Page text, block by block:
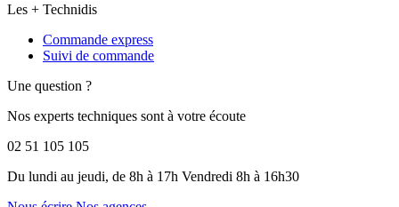
Les + Technidis
Commande express
Suivi de commande
Une question ?
Nos experts techniques sont à votre écoute
02 51 105 105
Du lundi au jeudi, de 8h à 17h Vendredi 8h à 16h30